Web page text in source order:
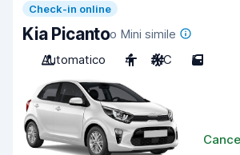
Check-in online
Kia Picantoo Mini simile
Automatico
4 A/C 5